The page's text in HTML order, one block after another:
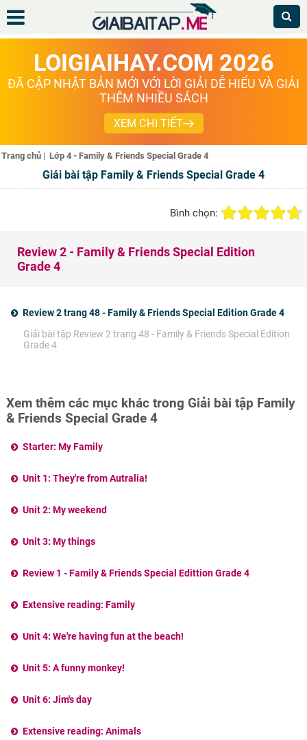
LOIGIAIHAY.COM 2026
ĐÃ CẬP NHẬT BẢN MỚI VỚI LỜI GIẢI DỄ HIỂU VÀ GIẢI
THÊM NHIỀU SÁCH
XEM CHI TIẾT
Trang chủ | Lớp 4 - Family & Friends Special Grade 4
Giải bài tập Family & Friends Special Grade 4
Bình chọn:
Review 2 - Family & Friends Special Edition
Grade 4
Review 2 trang 48 - Family & Friends Special Edition Grade 4
Giải bài tập Review 2 trang 48 - Family & Friends Special Edition
Grade 4
Xem thêm các mục khác trong Giải bài tập Family
& Friends Special Grade 4
Starter: My Family
Unit 1: They're from Autralia!
Unit 2: My weekend
Unit 3: My things
Review 1 - Family & Friends Special Edittion Grade 4
Extensive reading: Family
Unit 4: We're having fun at the beach!
Unit 5: A funny monkey!
Unit 6: Jim's day
Extensive reading: Animals